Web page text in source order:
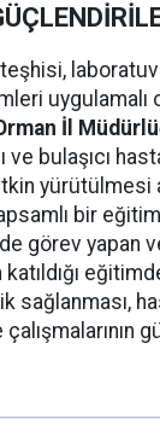
uygulamalı
İl
ve bulaşıcı
yürütülmesi
bir
görev yapan
sağlanması,